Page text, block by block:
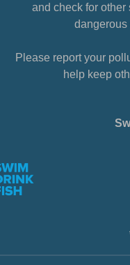
and check for
dangerous
Please report your
help keep